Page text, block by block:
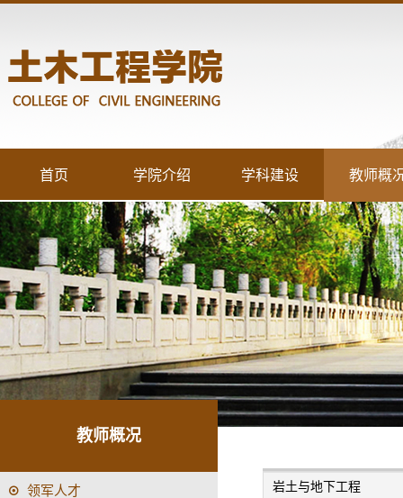
首页 学院介绍 学科建设 教师概
教师概况
领军人才 岩土与地下工程